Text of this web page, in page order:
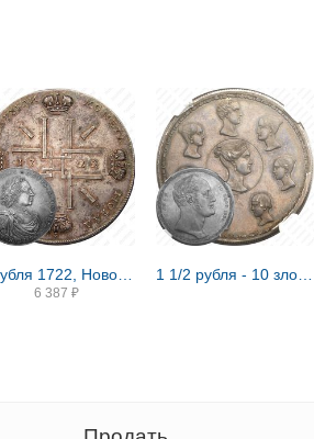
2 рубля 1722, Новодел
6 387 ₽
1 1/2 рубля - 10 злотых 1836, семейный, П. У., Новодел